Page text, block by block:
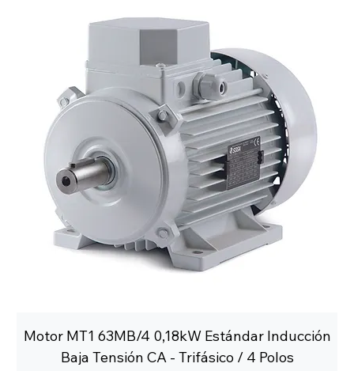
Motor MT1 63MB/4 0,18kW Estándar Inducción
Baja Tensión CA - Trifásico / 4 Polos